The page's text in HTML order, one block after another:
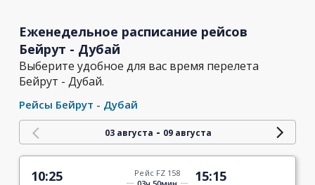
Еженедельное расписание рейсов
Бейрут - Дубай
Выберите удобное для вас время перелета
Бейрут - Дубай.
Рейсы Бейрут - Дубай
03 августа - 09 августа
10:25
Рейс FZ 158
15:15